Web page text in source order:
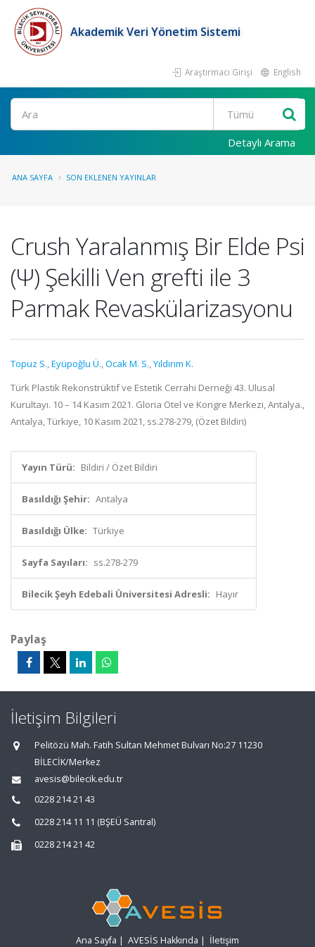
Akademik Veri Yönetim Sistemi
Araştırmacı Girişi English
Ara
Detaylı Arama
ANA SAYFA SON EKLENEN YAYINLAR
Crush Yaralanmış Bir Elde Psi
(Ψ) Şekilli Ven grefti ile 3
Parmak Revaskülarizasyonu
Topuz S.,Eyüpoğlu Ü.,Ocak M. S.,Yıldırım K.
Türk Plastik Rekonstrüktif ve Estetik Cerrahi Derneği 43. Ulusal
Kurultayı. 10 – 14 Kasım 2021. Gloria Otel ve Kongre Merkezi, Antalya.,
Antalya, Türkiye, 10 Kasım 2021, ss.278-279, (Özet Bildiri)
Yayın Türü: Bildiri / Özet Bildiri
Basıldığı Şehir: Antalya
Basıldığı Ülke: Türkiye
Sayfa Sayıları: ss.278-279
Bilecik Şeyh Edebali Üniversitesi Adresli: Hayır
Paylaş
İletişim Bilgileri
Pelitözü Mah. Fatih Sultan Mehmet Bulvarı No:27 11230
BİLECİK/Merkez
avesis@bilecik.edu.tr
0228 214 21 43
0228 214 11 11 (BŞEÜ Santral)
0228 214 21 42
Ana Sayfa | AVESİS Hakkında | İletişim